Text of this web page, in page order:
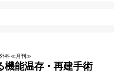
外科≪月刊≫
機能温存・再建手術